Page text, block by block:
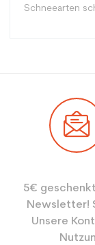
Schneearten
Benutzer
Farbe
CO2-
den Planeten
5€
Newsletter!
Unsere